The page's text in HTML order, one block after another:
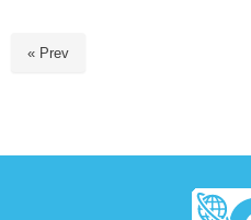
« Prev